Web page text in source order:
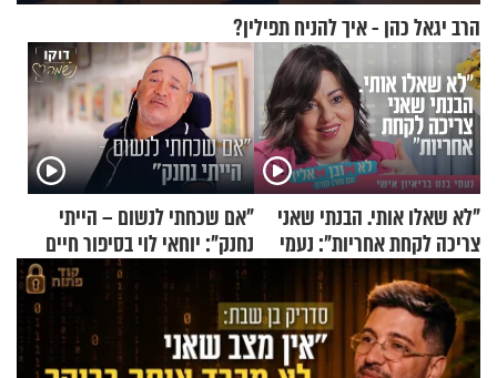
הרב יגאל כהן - איך להניח תפילין?
"לא שאלו אותי. הבנתי שאני
צריכה לקחת אחריות": נעמי
בנט בריאיון אישי
"אם שכחתי לנשום – הייתי
נחנק": יוחאי לוי בסיפור חיים
מעורר השראה